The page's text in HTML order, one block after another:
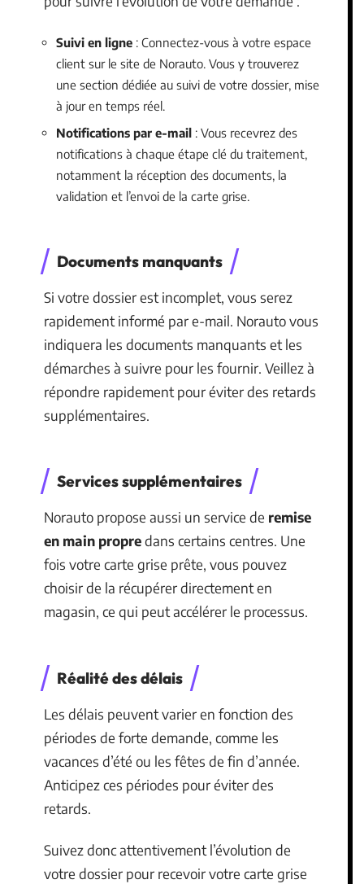
Suivi en ligne : Connectez-vous à votre espace
client sur le site de Norauto. Vous y trouverez
une section dédiée au suivi de votre dossier, mise
à jour en temps réel.
Notifications par e-mail : Vous recevrez des
notifications à chaque étape clé du traitement,
notamment la réception des documents, la
validation et l’envoi de la carte grise.
Documents manquants
Si votre dossier est incomplet, vous serez
rapidement informé par e-mail. Norauto vous
indiquera les documents manquants et les
démarches à suivre pour les fournir. Veillez à
répondre rapidement pour éviter des retards
supplémentaires.
Services supplémentaires
Norauto propose aussi un service de remise
en main propredans certains centres. Une
fois votre carte grise prête, vous pouvez
choisir de la récupérer directement en
magasin, ce qui peut accélérer le processus.
Réalité des délais
Les délais peuvent varier en fonction des
périodes de forte demande, comme les
vacances d’été ou les fêtes de fin d’année.
Anticipez ces périodes pour éviter des
retards.
Suivez donc attentivement l’évolution de
votre dossier pour recevoir votre carte grise